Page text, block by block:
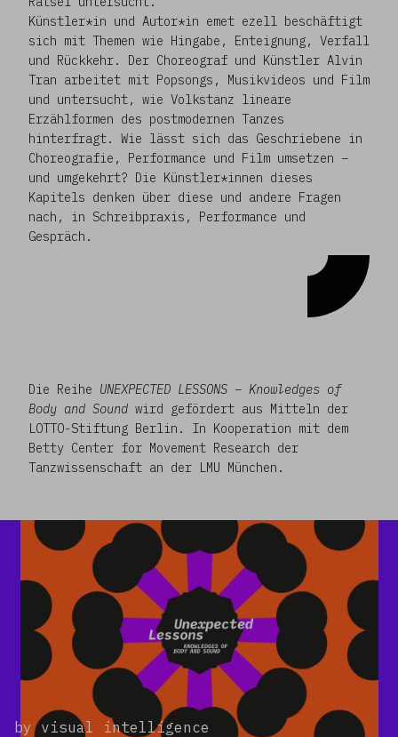
Künstler*in und Autor*in emet ezell beschäftigt
sich mit Themen wie Hingabe, Enteignung, Verfall
und Rückkehr. Der Choreograf und Künstler Alvin
Tran arbeitet mit Popsongs, Musikvideos und Film
und untersucht, wie Volkstanz lineare
Erzählformen des postmodernen Tanzes
hinterfragt. Wie lässt sich das Geschriebene in
Choreografie, Performance und Film umsetzen –
und umgekehrt? Die Künstler*innen dieses
Kapitels denken über diese und andere Fragen
nach, in Schreibpraxis, Performance und
Gespräch.
Die Reihe UNEXPECTED LESSONS – Knowledges of
Body and Sound wird gefördert aus Mitteln der
LOTTO-Stiftung Berlin. In Kooperation mit dem
Betty Center for Movement Research der
Tanzwissenschaft an der LMU München.
by visual intelligence